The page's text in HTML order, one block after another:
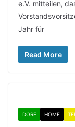
e.V. mitteilen,
Jahr für
Read More
DORF HOME